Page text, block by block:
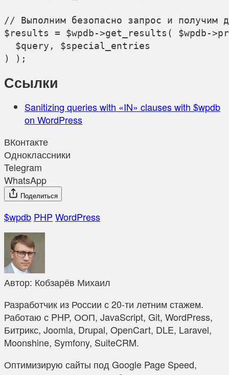
// Выполним безопасно запрос и получим
$results = $wpdb->get_results( $wpdb-
  $query, $special_entries
Ссылки
Sanitizing queries with «IN» clauses with $wpdb
on WordPress
ВКонтакте
Одноклассники
Telegram
WhatsApp
Поделиться
$wpdb PHP WordPress
Автор: Кобзарёв Михаил
Разработчик из России с 20-ти летним стажем.
Работаю с PHP, ООП, JavaScript, Git, WordPress,
Битрикс, Joomla, Drupal, OpenCart, DLE, Laravel,
Moonshine, Symfony, SuiteCRM.
Оптимизирую сайты под Google Page Speed,